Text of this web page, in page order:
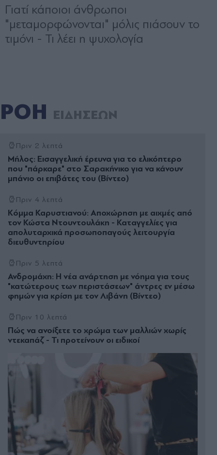
ΡΟΗ ΕΙΔΗΣΕΩΝ
Πριν 2 λεπτά
Μήλος: Εισαγγελική έρευνα για το ελικόπτερο
που "πάρκαρε" στο Σαρακήνικο για να κάνουν
μπάνιο οι επιβάτες του (Βίντεο)
Πριν 4 λεπτά
Κόμμα Καρυστιανού: Αποχώρηση με αιχμές από
τον Κώστα Ντουντουλάκη - Καταγγελίες για
απολυταρχικά προσωποπαγούς λειτουργία
διευθυντηρίου
Πριν 5 λεπτά
Ανδρομάχη: Η νέα ανάρτηση με νόημα για τους
"κατώτερους των περιστάσεων" άντρες εν μέσω
φημών για κρίση με τον Λιβάνη (Βίντεο)
Πριν 10 λεπτά
Πώς να ανοίξετε το χρώμα των μαλλιών χωρίς
ντεκαπάζ - Τι προτείνουν οι ειδικοί